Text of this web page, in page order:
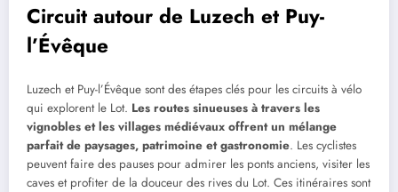
Circuit autour de Luzech et Puy-
l’Évêque
Luzech et Puy-l’Évêque sont des étapes clés pour les circuits à vélo
qui explorent le Lot. Les routes sinueuses à travers les
vignobles et les villages médiévaux offrent un mélange
parfait de paysages, patrimoine et gastronomie. Les cyclistes
peuvent faire des pauses pour admirer les ponts anciens, visiter les
caves et profiter de la douceur des rives du Lot. Ces itinéraires sont